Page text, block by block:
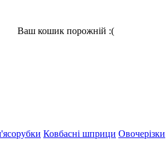
Ваш кошик порожній :(
Ковбасні шприци Овочерізки